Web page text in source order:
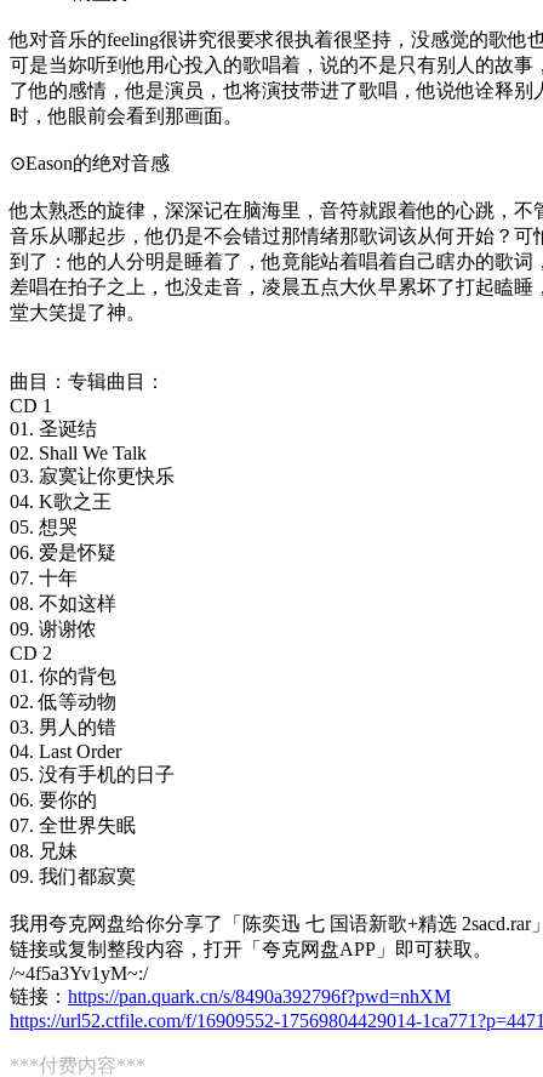
他对音乐的feeling很讲究很要求很执着很坚持，没感觉的歌他
可是当妳听到他用心投入的歌唱着，说的不是只有别人的故事
了他的感情，他是演员，也将演技带进了歌唱，他说他诠释别
时，他眼前会看到那画面。
⊙Eason的绝对音感
他太熟悉的旋律，深深记在脑海里，音符就跟着他的心跳，不
音乐从哪起步，他仍是不会错过那情绪那歌词该从何开始？可
到了：他的人分明是睡着了，他竟能站着唱着自己瞎办的歌词
差唱在拍子之上，也没走音，凌晨五点大伙早累坏了打起瞌睡
堂大笑提了神。
曲目：专辑曲目：
CD 1
01. 圣诞结
02. Shall We Talk
03. 寂寞让你更快乐
04. K歌之王
05. 想哭
06. 爱是怀疑
07. 十年
08. 不如这样
09. 谢谢侬
CD 2
01. 你的背包
02. 低等动物
03. 男人的错
04. Last Order
05. 没有手机的日子
06. 要你的
07. 全世界失眠
08. 兄妹
09. 我们都寂寞
我用夸克网盘给你分享了「陈奕迅 七 国语新歌+精选 2sacd.rar
链接或复制整段内容，打开「夸克网盘APP」即可获取。
/~4f5a3Yv1yM~:/
链接： https://pan.quark.cn/s/8490a392796f?pwd=nhXM
https://url52.ctfile.com/f/16909552-17569804429014-
***付费内容***